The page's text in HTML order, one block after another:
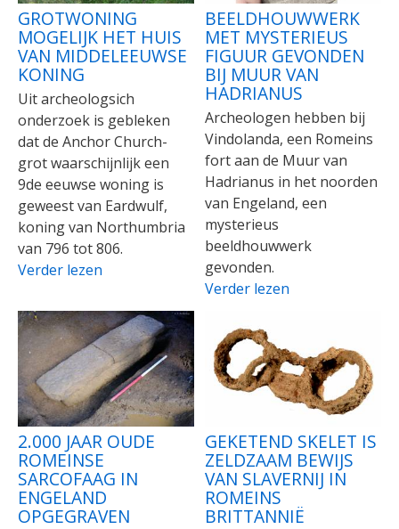
GROTWONING
MOGELIJK HET HUIS
VAN MIDDELEEUWSE
KONING
Uit archeologsich
onderzoek is gebleken
dat de Anchor Church-
grot waarschijnlijk een
9de eeuwse woning is
geweest van Eardwulf,
koning van Northumbria
van 796 tot 806.
Verder lezen
BEELDHOUWWERK
MET MYSTERIEUS
FIGUUR GEVONDEN
BIJ MUUR VAN
HADRIANUS
Archeologen hebben bij
Vindolanda, een Romeins
fort aan de Muur van
Hadrianus in het noorden
van Engeland, een
mysterieus
beeldhouwwerk
gevonden.
Verder lezen
2.000 JAAR OUDE
ROMEINSE
SARCOFAAG IN
ENGELAND
OPGEGRAVEN
GEKETEND SKELET IS
ZELDZAAM BEWIJS
VAN SLAVERNIJ IN
ROMEINS
BRITTANNIË